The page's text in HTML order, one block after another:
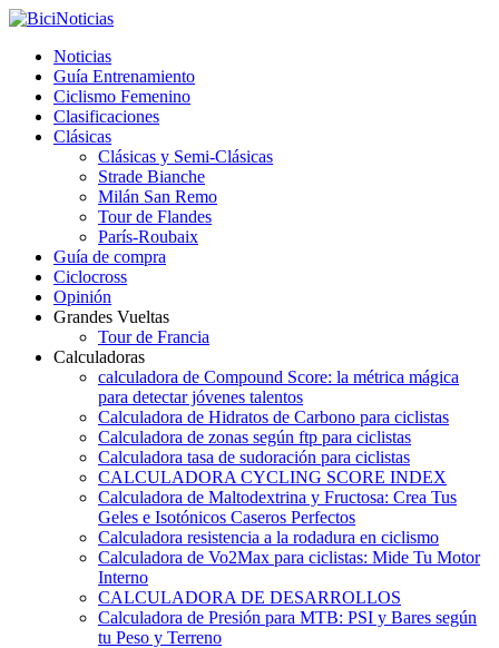
Noticias
Guía Entrenamiento
Ciclismo Femenino
Clasificaciones
Clásicas
Clásicas y Semi-Clásicas
Strade Bianche
Milán San Remo
Tour de Flandes
París-Roubaix
Guía de compra
Ciclocross
Opinión
Grandes Vueltas
Tour de Francia
Calculadoras
calculadora de Compound Score: la métrica mágica
para detectar jóvenes talentos
Calculadora de Hidratos de Carbono para ciclistas
Calculadora de zonas según ftp para ciclistas
Calculadora tasa de sudoración para ciclistas
CALCULADORA CYCLING SCORE INDEX
Calculadora de Maltodextrina y Fructosa: Crea Tus
Geles e Isotónicos Caseros Perfectos
Calculadora resistencia a la rodadura en ciclismo
Calculadora de Vo2Max para ciclistas: Mide Tu Motor
Interno
CALCULADORA DE DESARROLLOS
Calculadora de Presión para MTB: PSI y Bares según
tu Peso y Terreno